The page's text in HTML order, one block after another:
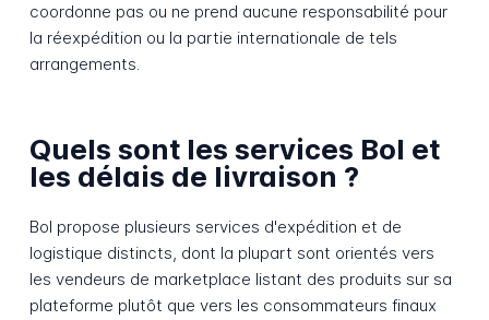
coordonne pas ou ne prend aucune responsabilité pour
la réexpédition ou la partie internationale de tels
arrangements.
Quels sont les services Bol et
les délais de livraison ?
Bol propose plusieurs services d'expédition et de
logistique distincts, dont la plupart sont orientés vers
les vendeurs de marketplace listant des produits sur sa
plateforme plutôt que vers les consommateurs finaux